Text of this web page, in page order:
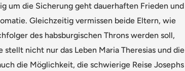
um die Sicherung geht dauerhaften Frieden und
Gleichzeitig vermissen beide Eltern, wie
des habsburgischen Throns werden soll,
nicht nur das Leben Maria Theresias und die
die Möglichkeit, die schwierige Reise Josephs